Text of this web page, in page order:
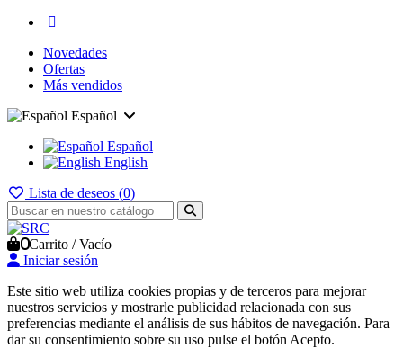
Novedades
Ofertas
Más vendidos
Español
Español
English
Lista de deseos (0)
0Carrito /Vacío
Iniciar sesión
Este sitio web utiliza cookies propias y de terceros para mejorar
nuestros servicios y mostrarle publicidad relacionada con sus
preferencias mediante el análisis de sus hábitos de navegación. Para
dar su consentimiento sobre su uso pulse el botón Acepto.